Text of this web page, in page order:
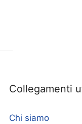
Collegamenti
Chi siamo